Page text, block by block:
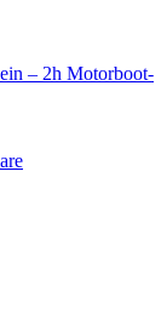
– 2h Motorboot-